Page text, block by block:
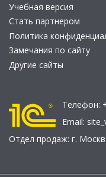
Учебная версия
Стать партнером
Политика
Замечания по сайту
Другие сайты
Телефон:
Email:
Отдел продаж: г.